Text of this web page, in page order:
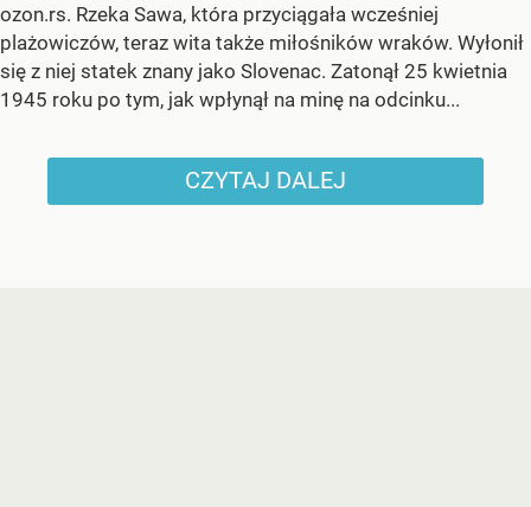
ozon.rs. Rzeka Sawa, która przyciągała wcześniej
plażowiczów, teraz wita także miłośników wraków. Wyłonił
się z niej statek znany jako Slovenac. Zatonął 25 kwietnia
1945 roku po tym, jak wpłynął na minę na odcinku...
CZYTAJ DALEJ